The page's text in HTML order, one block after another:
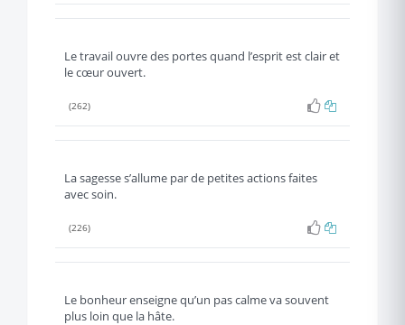
Le travail ouvre des portes quand l’esprit est clair et
le cœur ouvert.
(262)
La sagesse s’allume par de petites actions faites
avec soin.
(226)
Le bonheur enseigne qu’un pas calme va souvent
plus loin que la hâte.